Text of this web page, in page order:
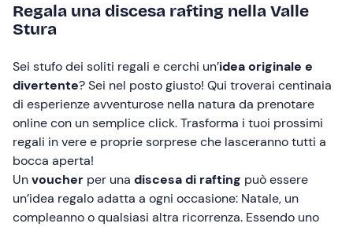
Regala una discesa rafting nella Valle
Stura
Sei stufo dei soliti regali e cerchi un’idea originale e
divertente? Sei nel posto giusto! Qui troverai centinaia
di esperienze avventurose nella natura da prenotare
online con un semplice click. Trasforma i tuoi prossimi
regali in vere e proprie sorprese che lasceranno tutti a
bocca aperta!
Unvoucher per una discesa di rafting può essere
un’idea regalo adatta a ogni occasione: Natale, un
compleanno o qualsiasi altra ricorrenza. Essendo uno